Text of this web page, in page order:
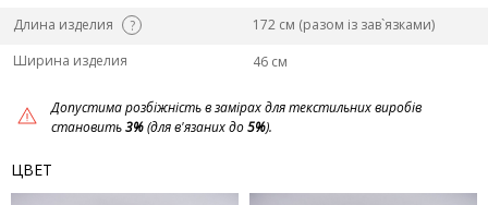
Длина изделия
?
172 см (разом із зав`язками)
Ширина изделия
46 см
Допустима розбіжність в замірах для текстильних виробів
становить3%(для в'язаних до5%).
ЦВЕТ